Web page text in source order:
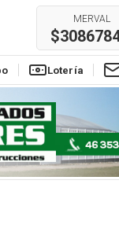
REAL
$304
Lotería